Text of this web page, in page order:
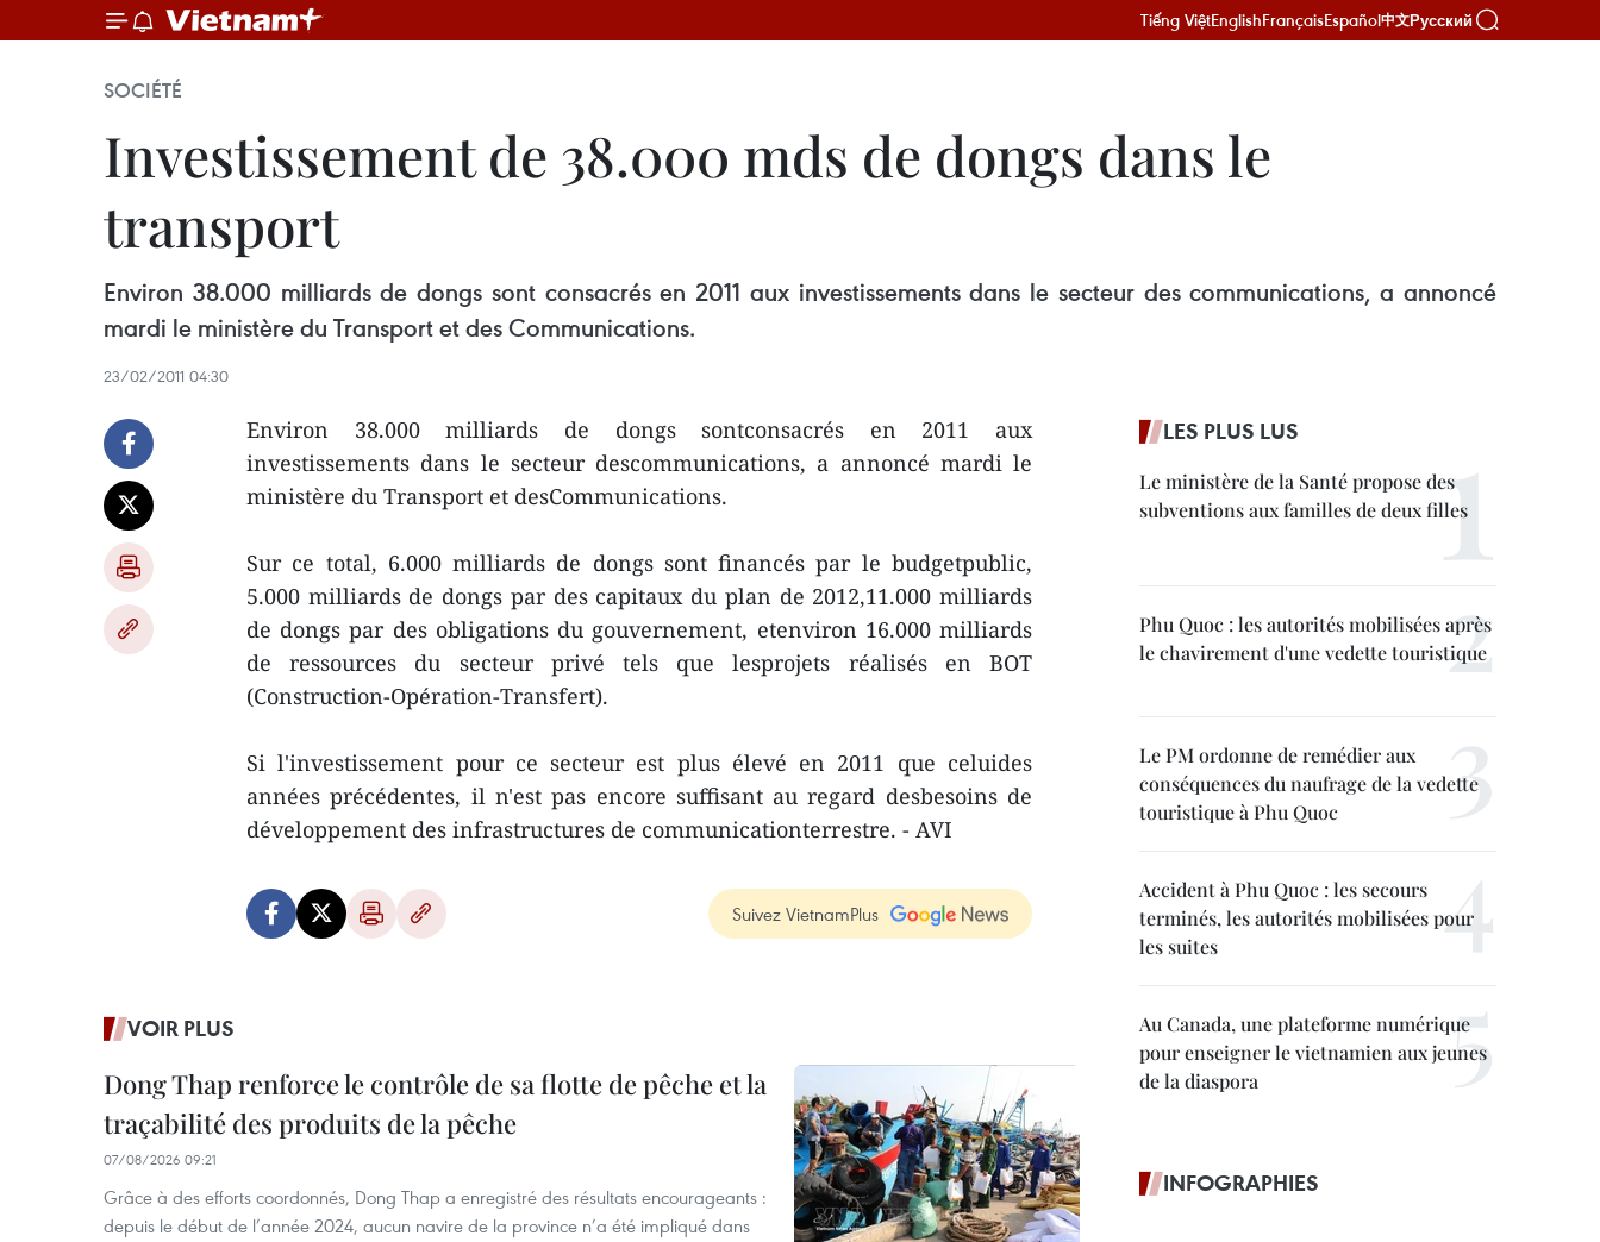
Tiếng ViệtEnglishFrançaisEspañol中文Русский
SOCIÉTÉ
Investissement de 38.000 mds de dongs dans le
transport
Environ 38.000 milliards de dongs sont consacrés en 2011 aux investissements dans le secteur des communications, a annoncé
mardi le ministère du Transport et des Communications.
23/02/2011 04:30
Environ 38.000 milliards de dongs sontconsacrés en 2011 aux
investissements dans le secteur descommunications, a annoncé mardi le
ministère du Transport et desCommunications.
Sur ce total, 6.000 milliards de dongs sont financés par le budgetpublic,
5.000 milliards de dongs par des capitaux du plan de 2012,11.000 milliards
de dongs par des obligations du gouvernement, etenviron 16.000 milliards
de ressources du secteur privé tels que lesprojets réalisés en BOT
(Construction-Opération-Transfert).
Si l'investissement pour ce secteur est plus élevé en 2011 que celuides
années précédentes, il n'est pas encore suffisant au regard desbesoins de
développement des infrastructures de communicationterrestre. - AVI
Suivez VietnamPlus
VOIR PLUS
Dong Thap renforce le contrôle de sa flotte de pêche et la
traçabilité des produits de la pêche
07/08/2026 09:21
Grâce à des efforts coordonnés, Dong Thap a enregistré des résultats encourageants :
depuis le début de l’année 2024, aucun navire de la province n’a été impliqué dans
LES PLUS LUS
Le ministère de la Santé propose des
subventions aux familles de deux filles
Phu Quoc : les autorités mobilisées après
le chavirement d'une vedette touristique
Le PM ordonne de remédier aux
conséquences du naufrage de la vedette
touristique à Phu Quoc
Accident à Phu Quoc : les secours
terminés, les autorités mobilisées pour
les suites
Au Canada, une plateforme numérique
pour enseigner le vietnamien aux jeunes
de la diaspora
INFOGRAPHIES